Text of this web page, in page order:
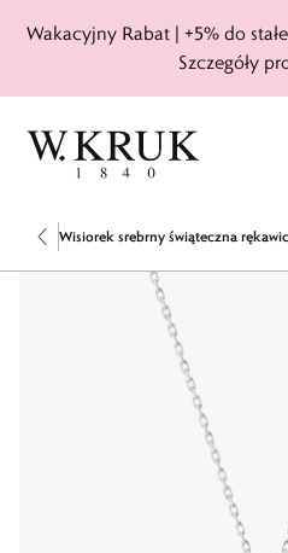
Wakacyjny Rabat | +5% do
Szczegóły
Wisiorek srebrny świąteczna